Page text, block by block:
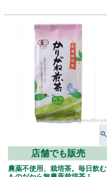
店舗でも販売
農薬不使用、栽培茶。毎日飲む